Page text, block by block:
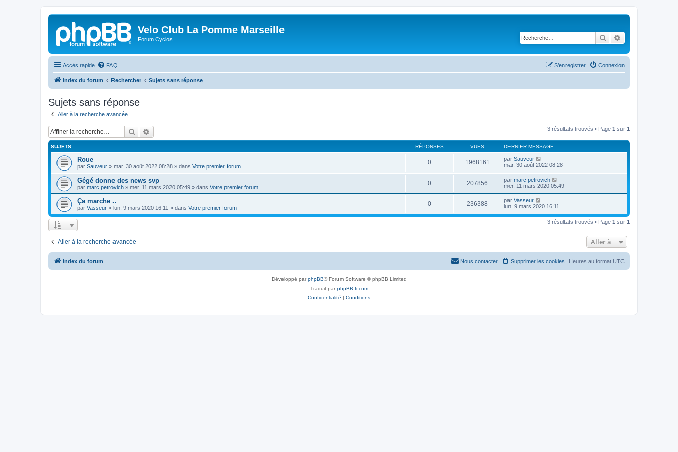
Velo Club La Pomme Marseille
Forum Cyclos Rechercher
Accès rapide FAQ Connexion
S’enregistrer
Index du forum Rechercher Sujets sans réponse
Sujets sans réponse
Aller à la recherche avancée
Rechercher 3 résultats trouvés • Page 1 sur 1
SUJETS RÉPONSES VUES DERNIER MESSAGE
Roue
par Sauveur » mar. 30 août 2022 08:28 » dans Votre premier forum
0 1968161 par Sauveur
mar. 30 août 2022 08:28
Gégé donne des news svp
par marc petrovich » mer. 11 mars 2020 05:49 » dans Votre premier forum
0 207856 par marc petrovich
mer. 11 mars 2020 05:49
Ça marche ..
par Vasseur » lun. 9 mars 2020 16:11 » dans Votre premier forum
0 236388 par Vasseur
lun. 9 mars 2020 16:11
3 résultats trouvés • Page 1 sur 1
Aller à la recherche avancée Aller à
Index du forum Heures au format UTC
Supprimer les cookies
Nous contacter
Développé parphpBB® Forum Software © phpBB Limited
Traduit parphpBB-fr.com
Confidentialité | Conditions